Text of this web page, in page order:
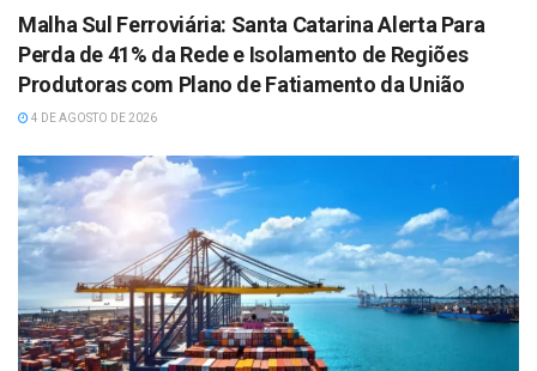
Malha Sul Ferroviária: Santa Catarina Alerta Para
Perda de 41% da Rede e Isolamento de Regiões
Produtoras com Plano de Fatiamento da União
4 DE AGOSTO DE 2026